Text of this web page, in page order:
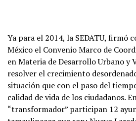
Ya para el 2014, la SEDATU, firmó
México el Convenio Marco de
en Materia de Desarrollo Urbano y
resolver el crecimiento
situación que con el paso del
calidad de vida de los ciudadanos.
“transformador” participan 12